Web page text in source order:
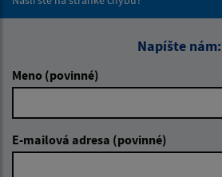
Napíšte nám:
Meno (povinné)
E-mailová adresa (povinné)